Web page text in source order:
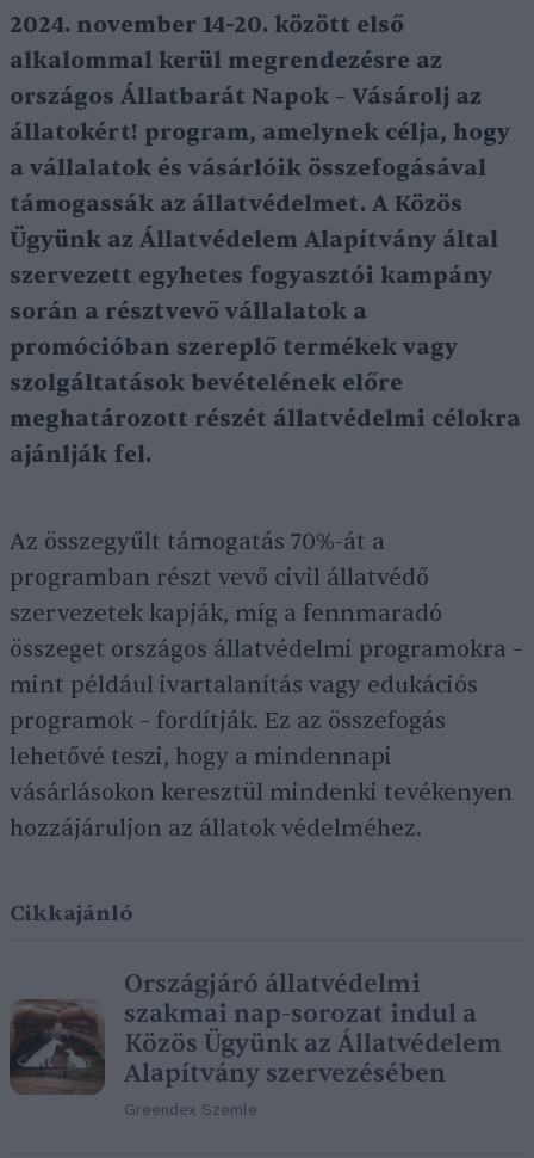
2024. november 14-20. között első
alkalommal kerül megrendezésre az
országos Állatbarát Napok – Vásárolj az
állatokért! program, amelynek célja, hogy
a vállalatok és vásárlóik összefogásával
támogassák az állatvédelmet. A Közös
Ügyünk az Állatvédelem Alapítvány által
szervezett egyhetes fogyasztói kampány
során a résztvevő vállalatok a
promócióban szereplő termékek vagy
szolgáltatások bevételének előre
meghatározott részét állatvédelmi célokra
ajánlják fel.
Az összegyűlt támogatás 70%-át a
programban részt vevő civil állatvédő
szervezetek kapják, míg a fennmaradó
összeget országos állatvédelmi programokra –
mint például ivartalanítás vagy edukációs
programok – fordítják. Ez az összefogás
lehetővé teszi, hogy a mindennapi
vásárlásokon keresztül mindenki tevékenyen
hozzájáruljon az állatok védelméhez.
Cikkajánló
Országjáró állatvédelmi
szakmai nap-sorozat indul a
Közös Ügyünk az Állatvédelem
Alapítvány szervezésében
Greendex Szemle